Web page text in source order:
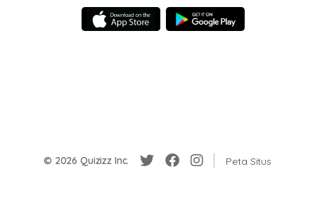
© 2026 Quizizz Inc. Peta Situs